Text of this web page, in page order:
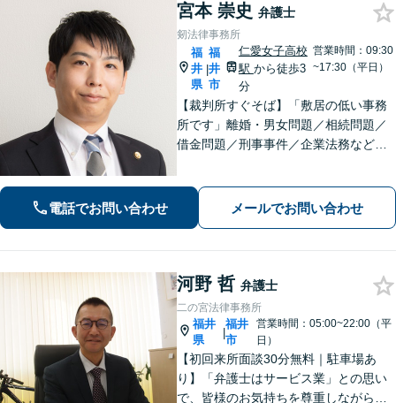
宮本 崇史 弁護士
剱法律事務所
福
井
県
|
福
井
市
仁愛女子高校
駅 から徒歩3
分
営業時間：09:30
~17:30（平日）
【裁判所すぐそば】「敷居の低い事務
所です」離婚・男女問題／相続問題／
借金問題／刑事事件／企業法務など、
るよう尽力いたします【法テラス利用
可】【完全個室】【夜間・休日面談】
電話でお問い合わせ メールでお問い合わせ
河野 哲 弁護士
二の宮法律事務所
福井
県
|
福井
市
営業時間：05:00~22:00（平
日）
【初回来所面談30分無料｜駐車場あ
り】「弁護士はサービス業」との思い
で、皆様のお気持ちを尊重しながら解